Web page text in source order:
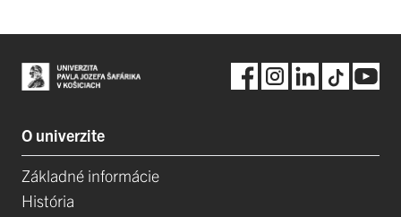
O univerzite
Základné informácie
História